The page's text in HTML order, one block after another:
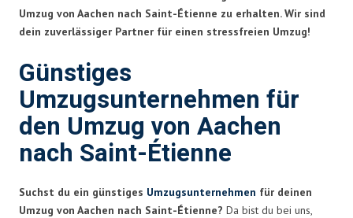
Umzug von Aachen nach Saint-Étienne zu erhalten. Wir sind
dein zuverlässiger Partner für einen stressfreien Umzug!
Günstiges
Umzugsunternehmen für
den Umzug von Aachen
nach Saint-Étienne
Suchst du ein günstiges Umzugsunternehmen für deinen
Umzug von Aachen nach Saint-Étienne? Da bist du bei uns,